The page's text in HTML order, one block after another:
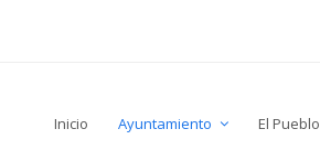
Inicio Ayuntamiento El Pueblo